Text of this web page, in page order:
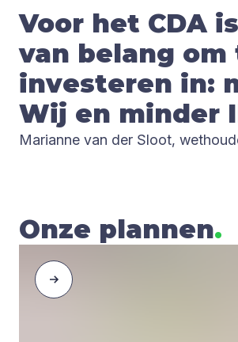
Voor het CDA
van belang om
inves­te­ren in:
Wij en min­der
Marianne van der Sloot,
Onze plannen.